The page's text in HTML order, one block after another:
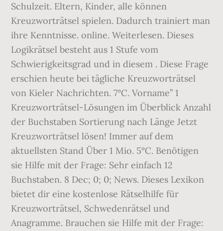
Schulzeit. Eltern, Kinder, alle können
Kreuzworträtsel spielen. Dadurch trainiert man
ihre Kenntnisse. online. Weiterlesen. Dieses
Logikrätsel besteht aus 1 Stufe vom
Schwierigkeitsgrad und in diesem . Diese Frage
erschien heute bei tägliche Kreuzworträtsel
von Kieler Nachrichten. 7°C. Vorname” 1
Kreuzworträtsel-Lösungen im Überblick Anzahl
der Buchstaben Sortierung nach Länge Jetzt
Kreuzworträtsel lösen! Immer auf dem
aktuellsten Stand Über 1 Mio. 5°C. Benötigen
sie Hilfe mit der Frage: Sehr einfach 12
Buchstaben. 8 Dec; 0; 0; News. Dieses Lexikon
bietet dir eine kostenlose Rätselhilfe für
Kreuzworträtsel, Schwedenrätsel und
Anagramme. Brauchen sie Hilfe mit der Frage: